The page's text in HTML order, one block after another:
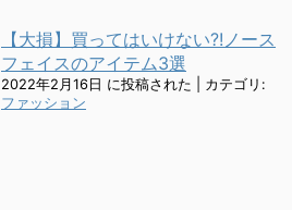
【大損】買ってはいけない?!ノース
フェイスのアイテム3選
2022年2月16日 に投稿された
カテゴリ:
ファッション